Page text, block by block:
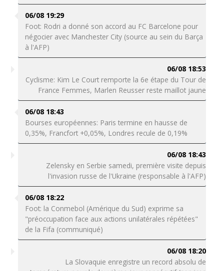
06/08 19:29
Foot: Rodri a donné son accord au FC Barcelone pour
négocier avec Manchester City (source au sein du Barça
à l'AFP)
06/08 18:53
Cyclisme: Kim Le Court remporte la 6e étape du Tour de
France Femmes, Marlen Reusser reste maillot jaune
06/08 18:43
Bourses européennes: Paris termine en hausse de
0,35%, Francfort +0,05%, Londres recule de 0,19%
06/08 18:43
Zelensky en Serbie samedi, première visite depuis
l'invasion russe de l'Ukraine (responsable à l'AFP)
06/08 18:22
Foot: la Conmebol (Amérique du Sud) exprime sa
"préoccupation face aux actions unilatérales répétées"
de la Fifa (communiqué)
06/08 18:20
La Slovaquie enregistre un record absolu de